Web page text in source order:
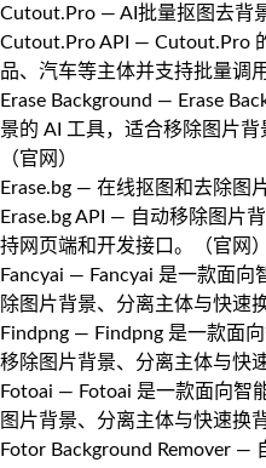
Cutout.Pro — AI批量抠图去背
Cutout.Pro API — Cutout.Pro
品、汽车等主体并支持批量调
Erase Background — Erase
景的 AI 工具，适合移除图片背
（官网 ）
Erase.bg — 在线抠图和去除图
Erase.bg API — 自动移除图片
持网页端和开发接口。（官网 ）
Fancyai — Fancyai 是一款面向
除图片背景、分离主体与快速
Findpng — Findpng 是一款面
移除图片背景、分离主体与快
Fotoai — Fotoai 是一款面向智
图片背景、分离主体与快速换
Fotor Background Remover —